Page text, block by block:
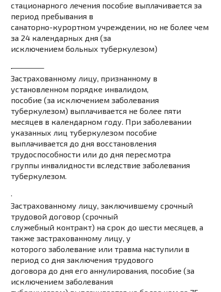
стационарного лечения пособие выплачивается за
период пребывания в
санаторно-курортном учреждении, но не более чем
за 24 календарных дня (за
исключением больных туберкулезом)
·
Застрахованному лицу, признанному в
установленном порядке инвалидом,
пособие (за исключением заболевания
туберкулезом) выплачивается не более пяти
месяцев в календарном году. При заболевании
указанных лиц туберкулезом пособие
выплачивается до дня восстановления
трудоспособности или до дня пересмотра
группы инвалидности вследствие заболевания
туберкулезом.
·
Застрахованному лицу, заключившему срочный
трудовой договор (срочный
служебный контракт) на срок до шести месяцев, а
также застрахованному лицу, у
которого заболевание или травма наступили в
период со дня заключения трудового
договора до дня его аннулирования, пособие (за
исключением заболевания